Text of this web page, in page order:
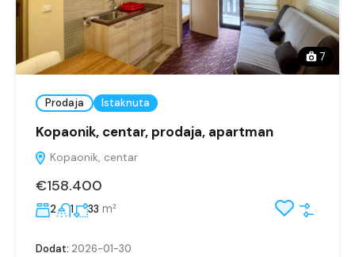
7
Prodaja Istaknuta
Kopaonik, centar, prodaja, apartman
Kopaonik, centar
€158.400
2 1 33 m²
Dodat: 2026-01-30